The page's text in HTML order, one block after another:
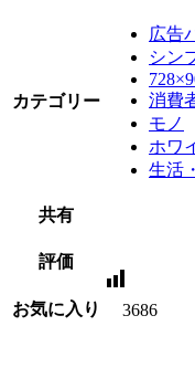
カテゴリー
広告
シン
消費
モノ
ホワ
生活
共有
評価
お気に入り 3686